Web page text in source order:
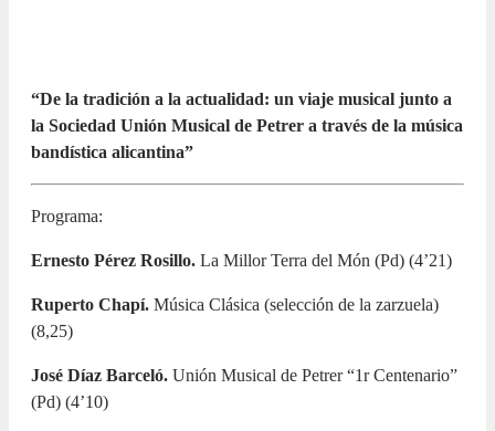
“De la tradición a la actualidad: un viaje musical junto a
la Sociedad Unión Musical de Petrer a través de la música
bandística alicantina”
Programa:
Ernesto Pérez Rosillo. La Millor Terra del Món (Pd) (4’21)
Ruperto Chapí. Música Clásica (selección de la zarzuela)
(8,25)
José Díaz Barceló. Unión Musical de Petrer “1r Centenario”
(Pd) (4’10)